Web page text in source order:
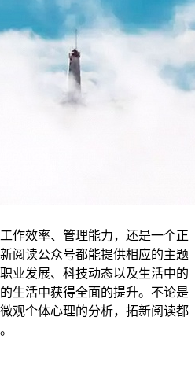
作效率、管理能力，还是一个正
阅读公众号都能提供相应的主题
业发展、科技动态以及生活中的
生活中获得全面的提升。不论是
观个体心理的分析，拓新阅读都